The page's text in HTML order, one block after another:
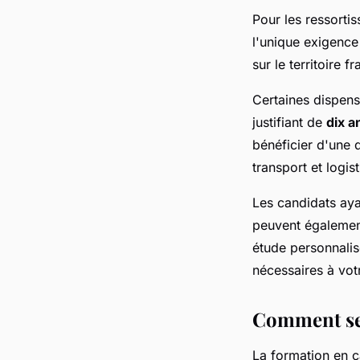
Pour les
l'unique
sur le territoire
Certaines
justifiant de dix
bénéficier d'une
transport et
Les candidats
peuvent
étude
nécessaires à
Comment
La formation en